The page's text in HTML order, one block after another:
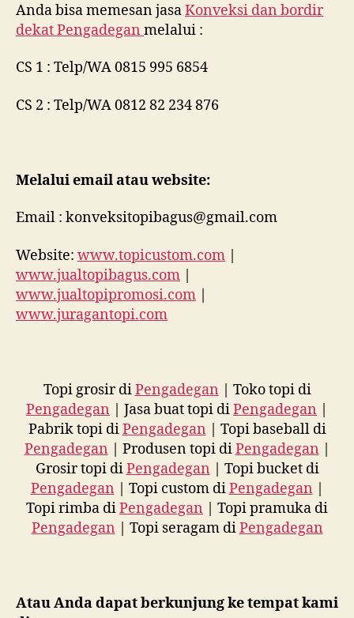
Anda bisa memesan jasaKonveksi dan bordir
dekatPengadegan melalui :
CS 1 : Telp/WA 0815 995 6854
CS 2 : Telp/WA 0812 82 234 876
Melalui email atau website:
Email : konveksitopibagus@gmail.com
Website: www.topicustom.com |
www.jualtopibagus.com |
www.jualtopipromosi.com |
www.juragantopi.com
Topi grosir diPengadegan | Toko topi di
Pengadegan | Jasa buat topi diPengadegan |
Pabrik topi diPengadegan | Topi baseball di
Pengadegan | Produsen topi diPengadegan |
Grosir topi diPengadegan | Topi bucket di
Pengadegan | Topi custom diPengadegan |
Topi rimba diPengadegan | Topi pramuka di
Pengadegan | Topi seragam diPengadegan
Atau Anda dapat berkunjung ke tempat kami